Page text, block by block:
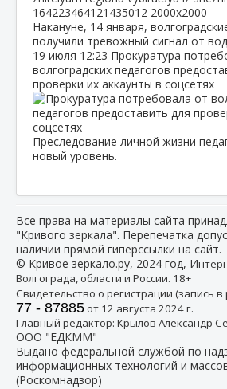
Накануне, 14 января,
получили тревожный сигнал от
19 июля 12:23 Прокуратура
волгоградских педагогов
проверки их аккаунты в соцсетях
Преследование личной жизни
новый уровень.
Все права на материалы сайта
"Кривого зеркала". Перепечатка
наличии прямой гиперссылки на сайт.
© Кривое зеркало.ру, 2024 год, И
Волгограда, области и России. 18+
Свидетельство о регистрации (запись в
77 - 87885от 12 августа 2024 г.
Главный редактор: Крылов Александр
ООО "ЕДКММ"
Выдано федеральной службой по
информационных технологий и
(Роскомнадзор)